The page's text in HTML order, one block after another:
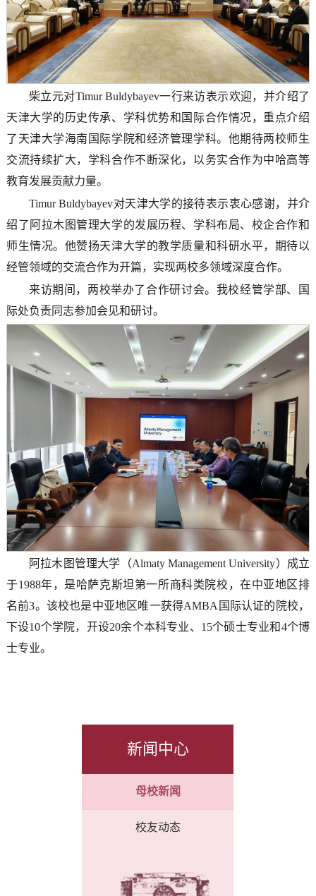
柴立元对Timur Buldybayev一行来访表示欢迎，并介绍了
天津大学的历史传承、学科优势和国际合作情况，重点介绍
了天津大学海南国际学院和经济管理学科。他期待两校师生
交流持续扩大，学科合作不断深化，以务实合作为中哈高等
教育发展贡献力量。
Timur Buldybayev对天津大学的接待表示衷心感谢，并介
绍了阿拉木图管理大学的发展历程、学科布局、校企合作和
师生情况。他赞扬天津大学的教学质量和科研水平，期待以
经管领域的交流合作为开篇，实现两校多领域深度合作。
来访期间，两校举办了合作研讨会。我校经管学部、国
际处负责同志参加会见和研讨。
阿拉木图管理大学（Almaty Management University）成立
于1988年，是哈萨克斯坦第一所商科类院校，在中亚地区排
名前3。该校也是中亚地区唯一获得AMBA国际认证的院校，
下设10个学院，开设20余个本科专业、15个硕士专业和4个博
士专业。
新闻中心
母校新闻
校友动态